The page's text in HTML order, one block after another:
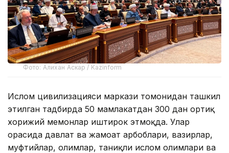
Фото: Алихан Аскар / Kazinform
Ислом цивилизацияси маркази томонидан ташкил
этилган тадбирда 50 мамлакатдан 300 дан ортиқ
хорижий меҳмонлар иштирок этмоқда. Улар
орасида давлат ва жамоат арбоблари, вазирлар,
муфтийлар, олимлар, таниқли ислом олимлари ва